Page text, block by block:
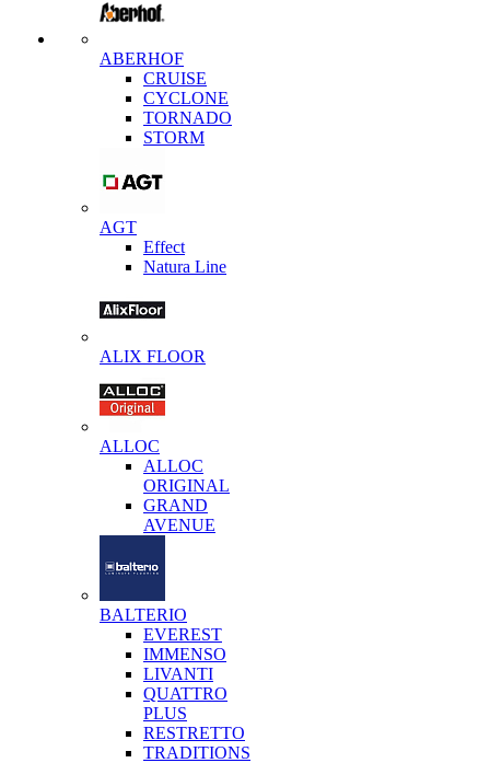
ABERHOF
CRUISE
CYCLONE
TORNADO
STORM
AGT
Effect
Natura Line
ALIX FLOOR
ALLOC
ALLOC
ORIGINAL
GRAND
AVENUE
BALTERIO
EVEREST
IMMENSO
LIVANTI
QUATTRO
PLUS
RESTRETTO
TRADITIONS